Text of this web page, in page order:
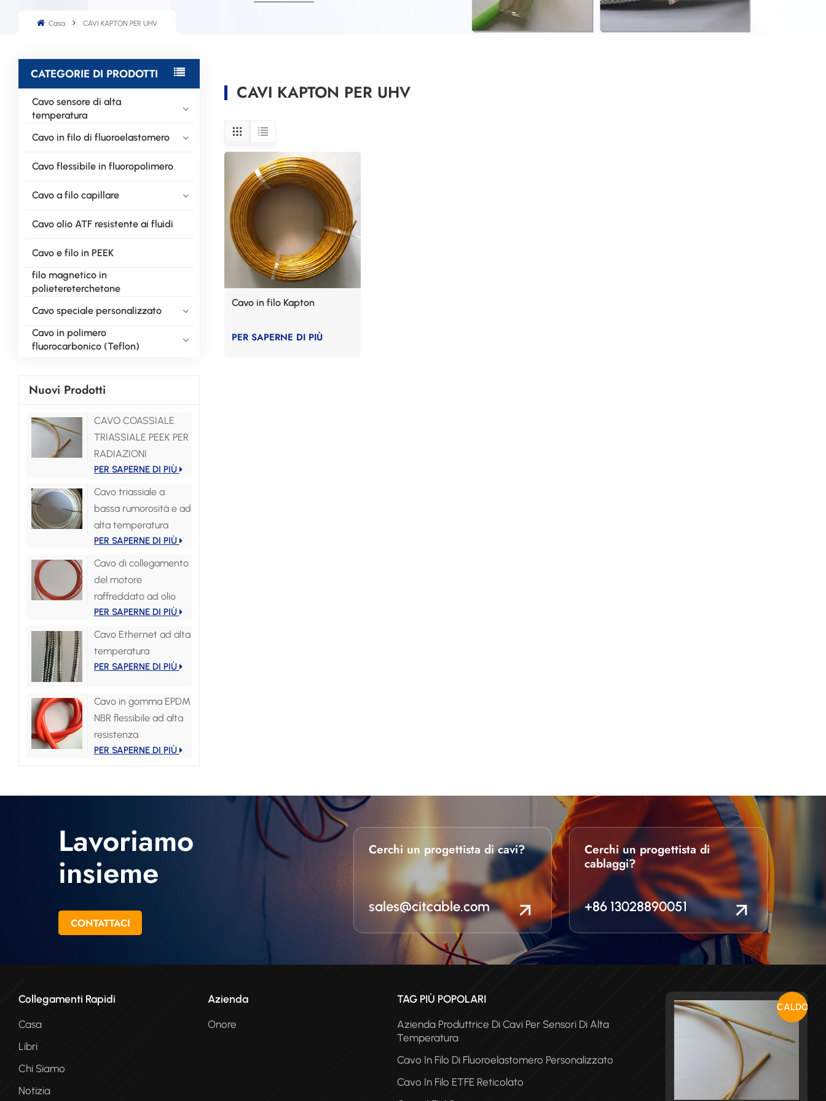
Casa CAVI KAPTON PER UHV
CATEGORIE DI PRODOTTI
Cavo sensore di alta
temperatura
Cavo in filo di fluoroelastomero
Cavo flessibile in fluoropolimero
Cavo a filo capillare
Cavo olio ATF resistente ai fluidi
Cavo e filo in PEEK
filo magnetico in
polietereterchetone
Cavo speciale personalizzato
Cavo in polimero
fluorocarbonico (Teflon)
Nuovi Prodotti
CAVO COASSIALE
TRIASSIALE PEEK PER
RADIAZIONI
PER SAPERNE DI PIÙ
Cavo triassiale a
bassa rumorosità e ad
alta temperatura
PER SAPERNE DI PIÙ
Cavo di collegamento
del motore
raffreddato ad olio
PER SAPERNE DI PIÙ
Cavo Ethernet ad alta
temperatura
PER SAPERNE DI PIÙ
Cavo in gomma EPDM
NBR flessibile ad alta
resistenza
PER SAPERNE DI PIÙ
CAVI KAPTON PER UHV
Cavo in filo Kapton
PER SAPERNE DI PIÙ
Lavoriamo
insieme
CONTATTACI
Cerchi un progettista di cavi?
sales@citcable.com
Cerchi un progettista di
cablaggi?
+86 13028890051
Collegamenti Rapidi
Casa
Libri
Chi Siamo
Notizia
Azienda
Onore
TAG PIÙ POPOLARI
Azienda Produttrice Di Cavi Per Sensori Di Alta
Temperatura
Cavo In Filo Di Fluoroelastomero Personalizzato
Cavo In Filo ETFE Reticolato
CALDO